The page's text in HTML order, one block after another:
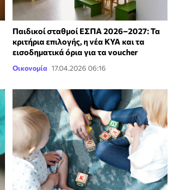
Παιδικοί σταθμοί ΕΣΠΑ 2026–2027: Τα
κριτήρια επιλογής, η νέα ΚΥΑ και τα
εισοδηματικά όρια για τα voucher
Οικονομία 17.04.2026 06:16